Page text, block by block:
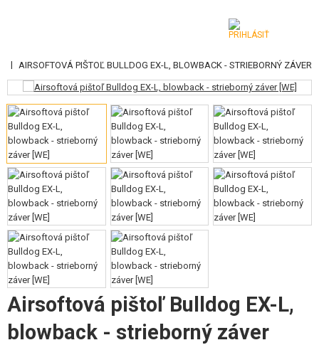
KATEGÓRIE
AIRSOFTOVÉ ZBRANE
VZDUCHOVÉ ZBRANE, PRAKY
GRANÁTOMETY, GRANÁTY
GULIČKY, PLYN
AKUMULÁTORY, NABÍJAČKY
ZÁSOBNÍKY, PLNIČKY
OKULIARE, MASKY
VÝSTROJ, UNIFORMY, PÚZDRA
| AIRSOFTOVÁ PIŠTOĽ BULLDOG EX-L, BLOWBACK - STRIEBORNÝ ZÁVER
Airsoftová pištoľ Bulldog EX-L,
blowback - strieborný záver